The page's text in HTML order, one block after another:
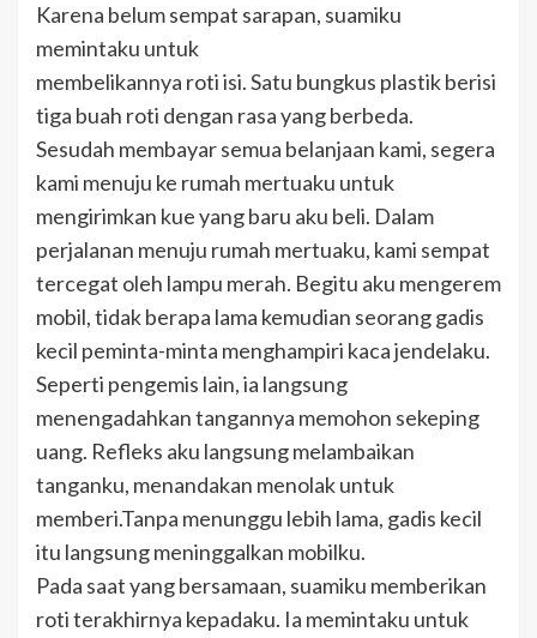
Karena belum sempat sarapan, suamiku
memintaku untuk
membelikannya roti isi. Satu bungkus plastik berisi
tiga buah roti dengan rasa yang berbeda.
Sesudah membayar semua belanjaan kami, segera
kami menuju ke rumah mertuaku untuk
mengirimkan kue yang baru aku beli. Dalam
perjalanan menuju rumah mertuaku, kami sempat
tercegat oleh lampu merah. Begitu aku mengerem
mobil, tidak berapa lama kemudian seorang gadis
kecil peminta-minta menghampiri kaca jendelaku.
Seperti pengemis lain, ia langsung
menengadahkan tangannya memohon sekeping
uang. Refleks aku langsung melambaikan
tanganku, menandakan menolak untuk
memberi.Tanpa menunggu lebih lama, gadis kecil
itu langsung meninggalkan mobilku.
Pada saat yang bersamaan, suamiku memberikan
roti terakhirnya kepadaku. Ia memintaku untuk